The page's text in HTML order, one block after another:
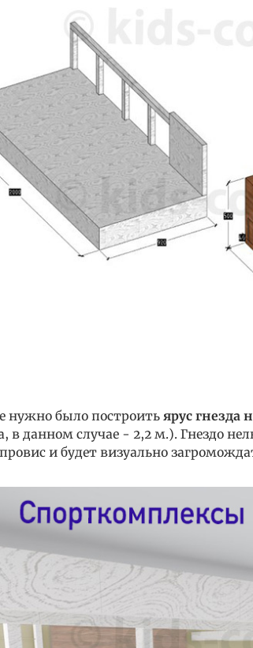
нужно было построитьярус гнезда
в данном случае - 2,2 м.). Гнездо
и будет визуально